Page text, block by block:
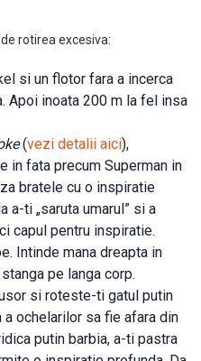
rotirea excesiva:
si un flotor fara a incerca
Apoi inoata 200 m la fel insa
(vezi detalii aici),
in fata precum Superman in
bratele cu o inspiratie
a-ti „saruta umarul” si a
capul pentru inspiratie.
Intinde mana dreapta in
pe langa corp.
si roteste-ti gatul putin
ochelarilor sa fie afara din
putin barbia, a-ti pastra